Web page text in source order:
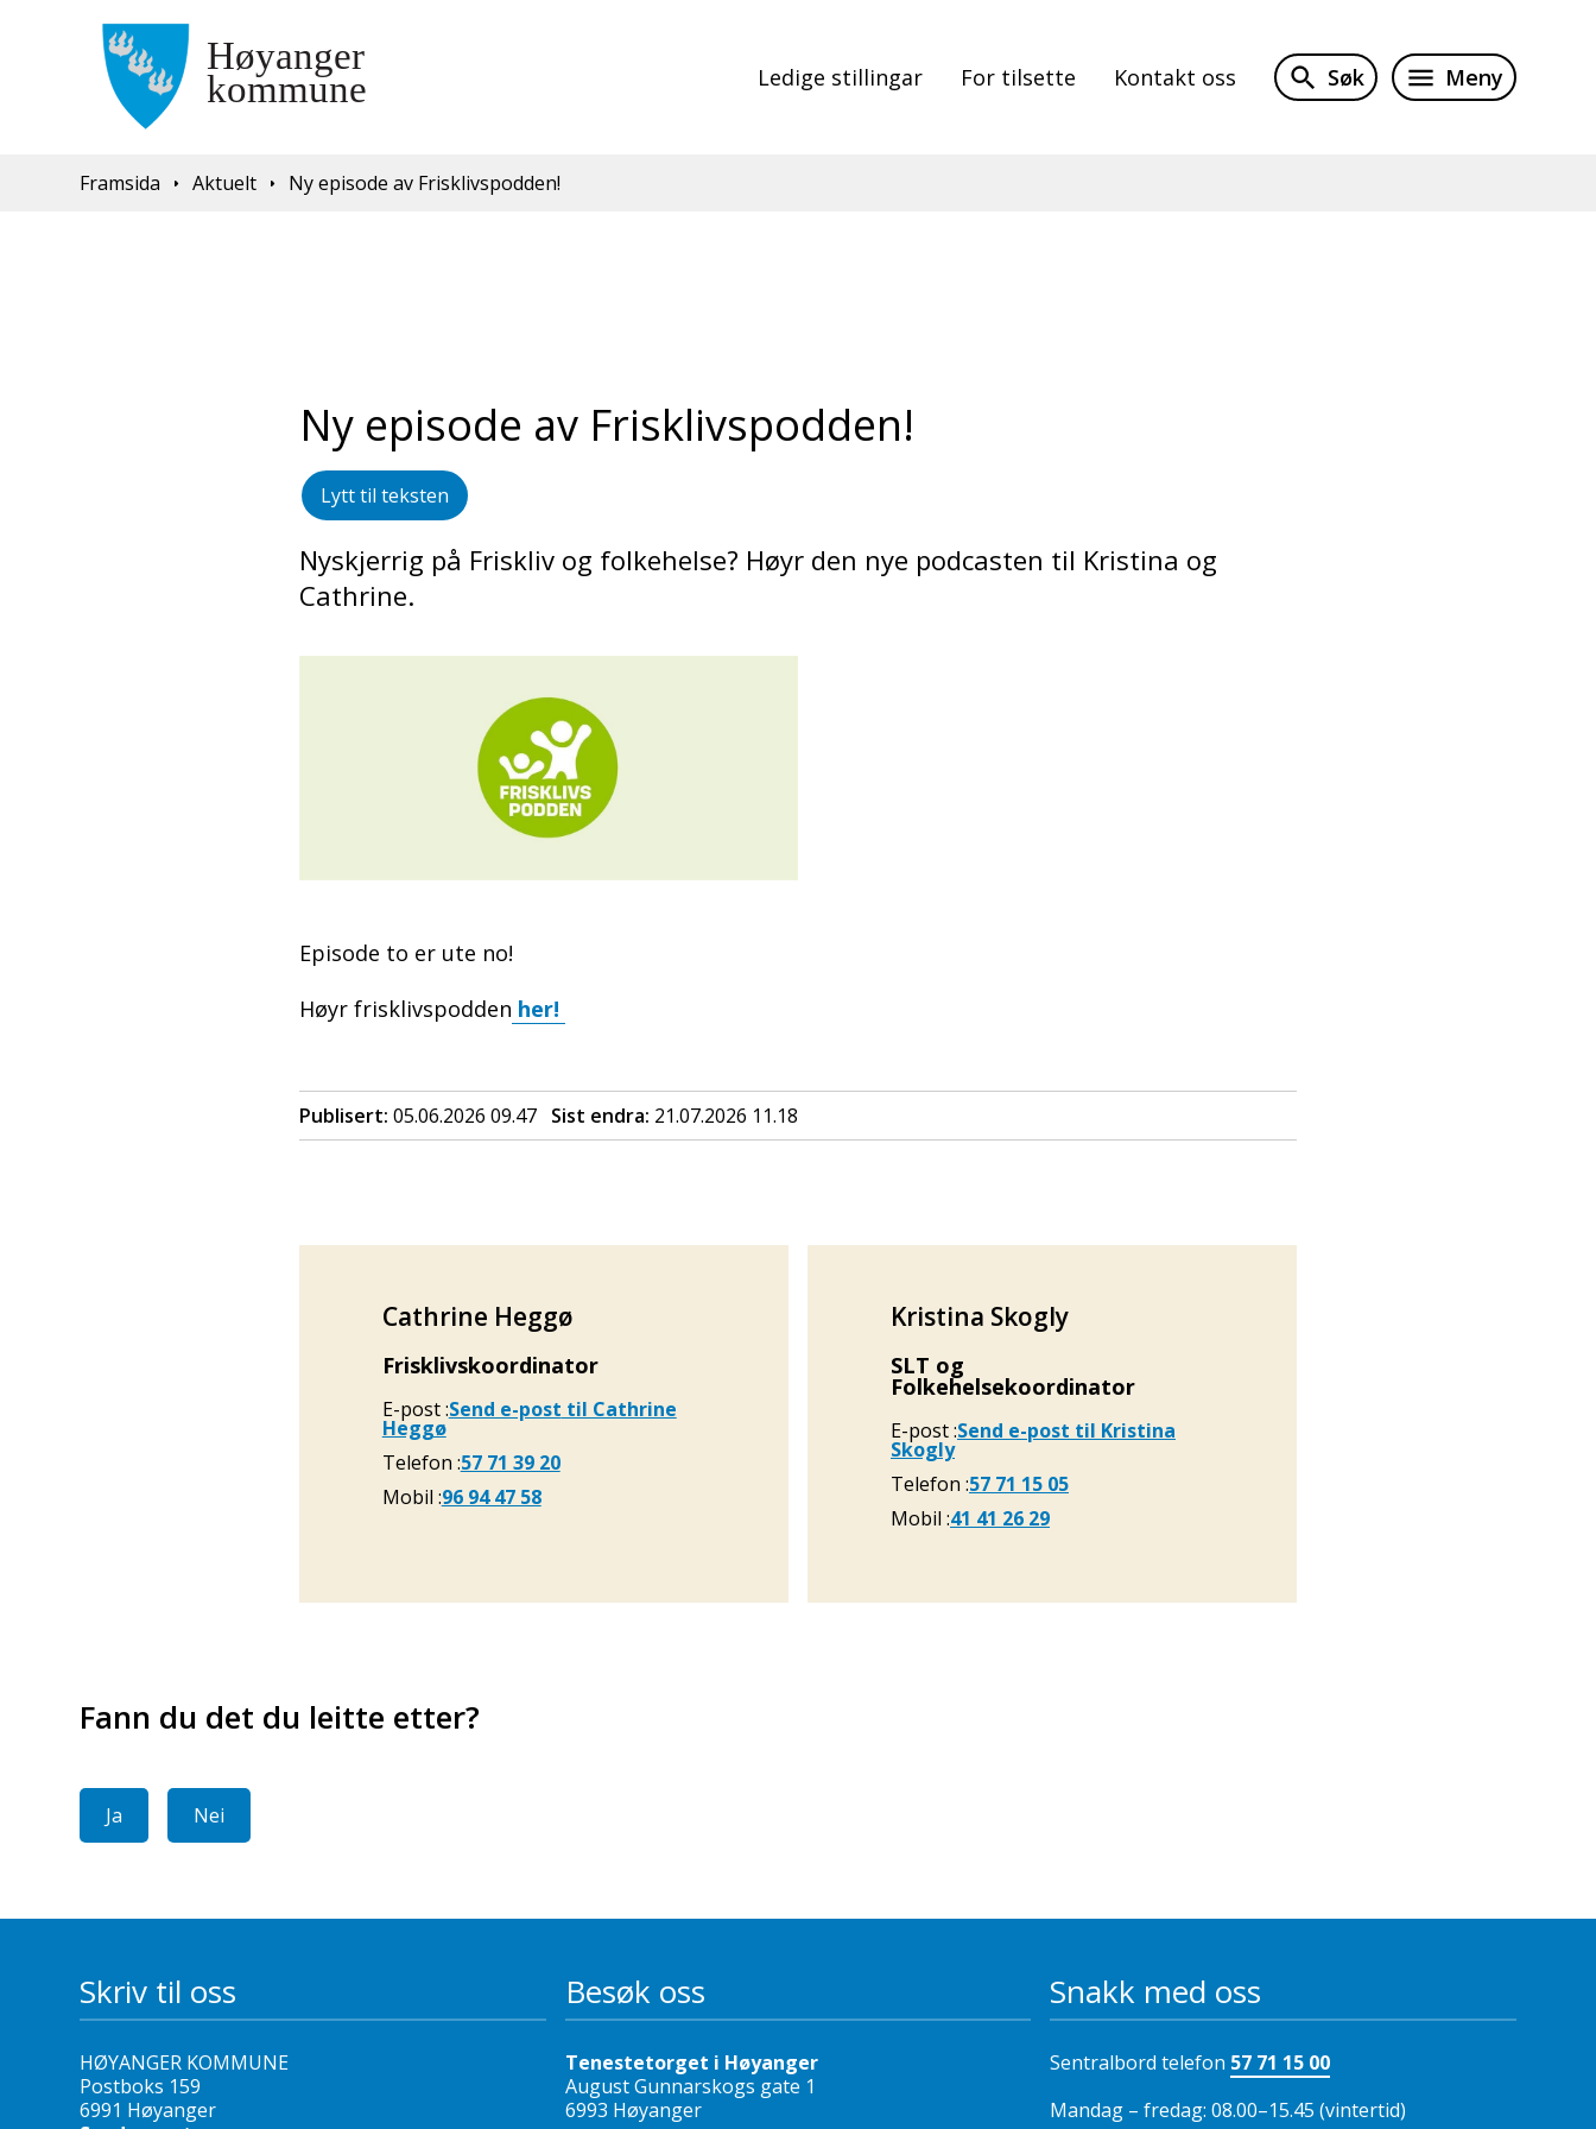
Ledige stillingar For tilsette Kontakt oss Søk Meny
Du er her:
Framsida Aktuelt Ny episode av Frisklivspodden!
Ny episode av Frisklivspodden!
Lytt til teksten
Nyskjerrig på Friskliv og folkehelse? Høyr den nye podcasten til Kristina og
Cathrine.
Episode to er ute no!
Høyr frisklivspodden her!
Publisert 05.06.2026 09.47 Sist endra 21.07.2026 11.18
Cathrine Heggø
Frisklivskoordinator
E-post Send e-post til Cathrine
Heggø
Telefon 57 71 39 20
Mobil 96 94 47 58
Kristina Skogly
SLT og
Folkehelsekoordinator
E-post Send e-post til Kristina
Skogly
Telefon 57 71 15 05
Mobil 41 41 26 29
Fann du det du leitte etter?
Ja Nei
Skriv til oss
HØYANGER KOMMUNE
Postboks 159
6991 Høyanger
Besøk oss
Tenestetorget i Høyanger
August Gunnarskogs gate 1
6993 Høyanger
Snakk med oss
Sentralbord telefon 57 71 15 00
Mandag – fredag: 08.00–15.45 (vintertid)